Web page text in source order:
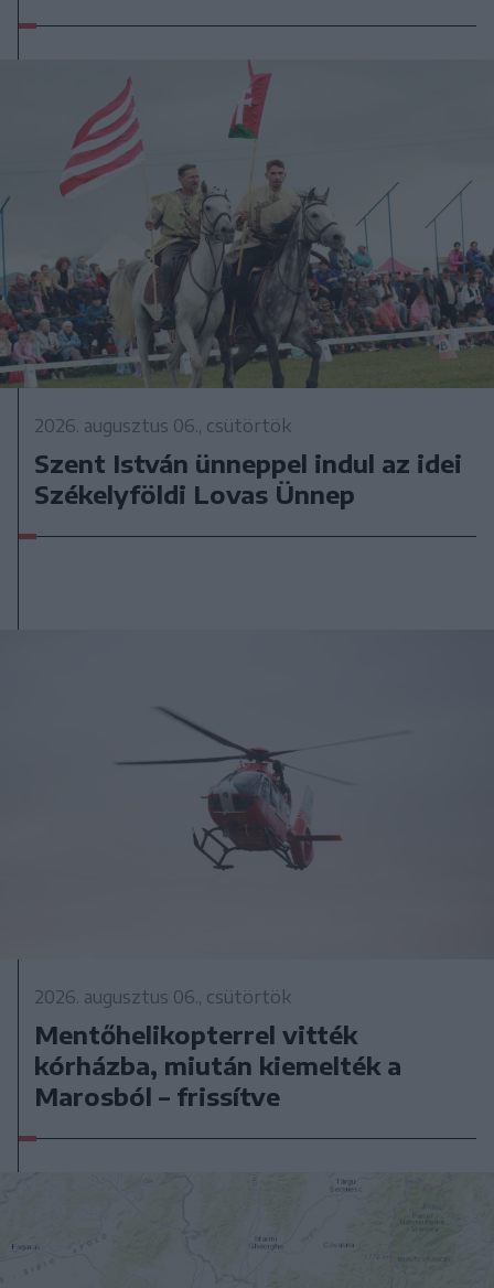
2026. augusztus 06., csütörtök
Szent István ünneppel indul az idei
Székelyföldi Lovas Ünnep
2026. augusztus 06., csütörtök
Mentőhelikopterrel vitték
kórházba, miután kiemelték a
Marosból – frissítve